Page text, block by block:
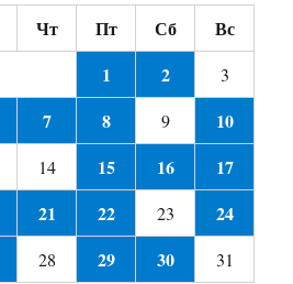
Чт Пт Сб
Вс
1
2 3
7 8 9
10
14 15 16 17
21 22 23
24
28 29 30
31